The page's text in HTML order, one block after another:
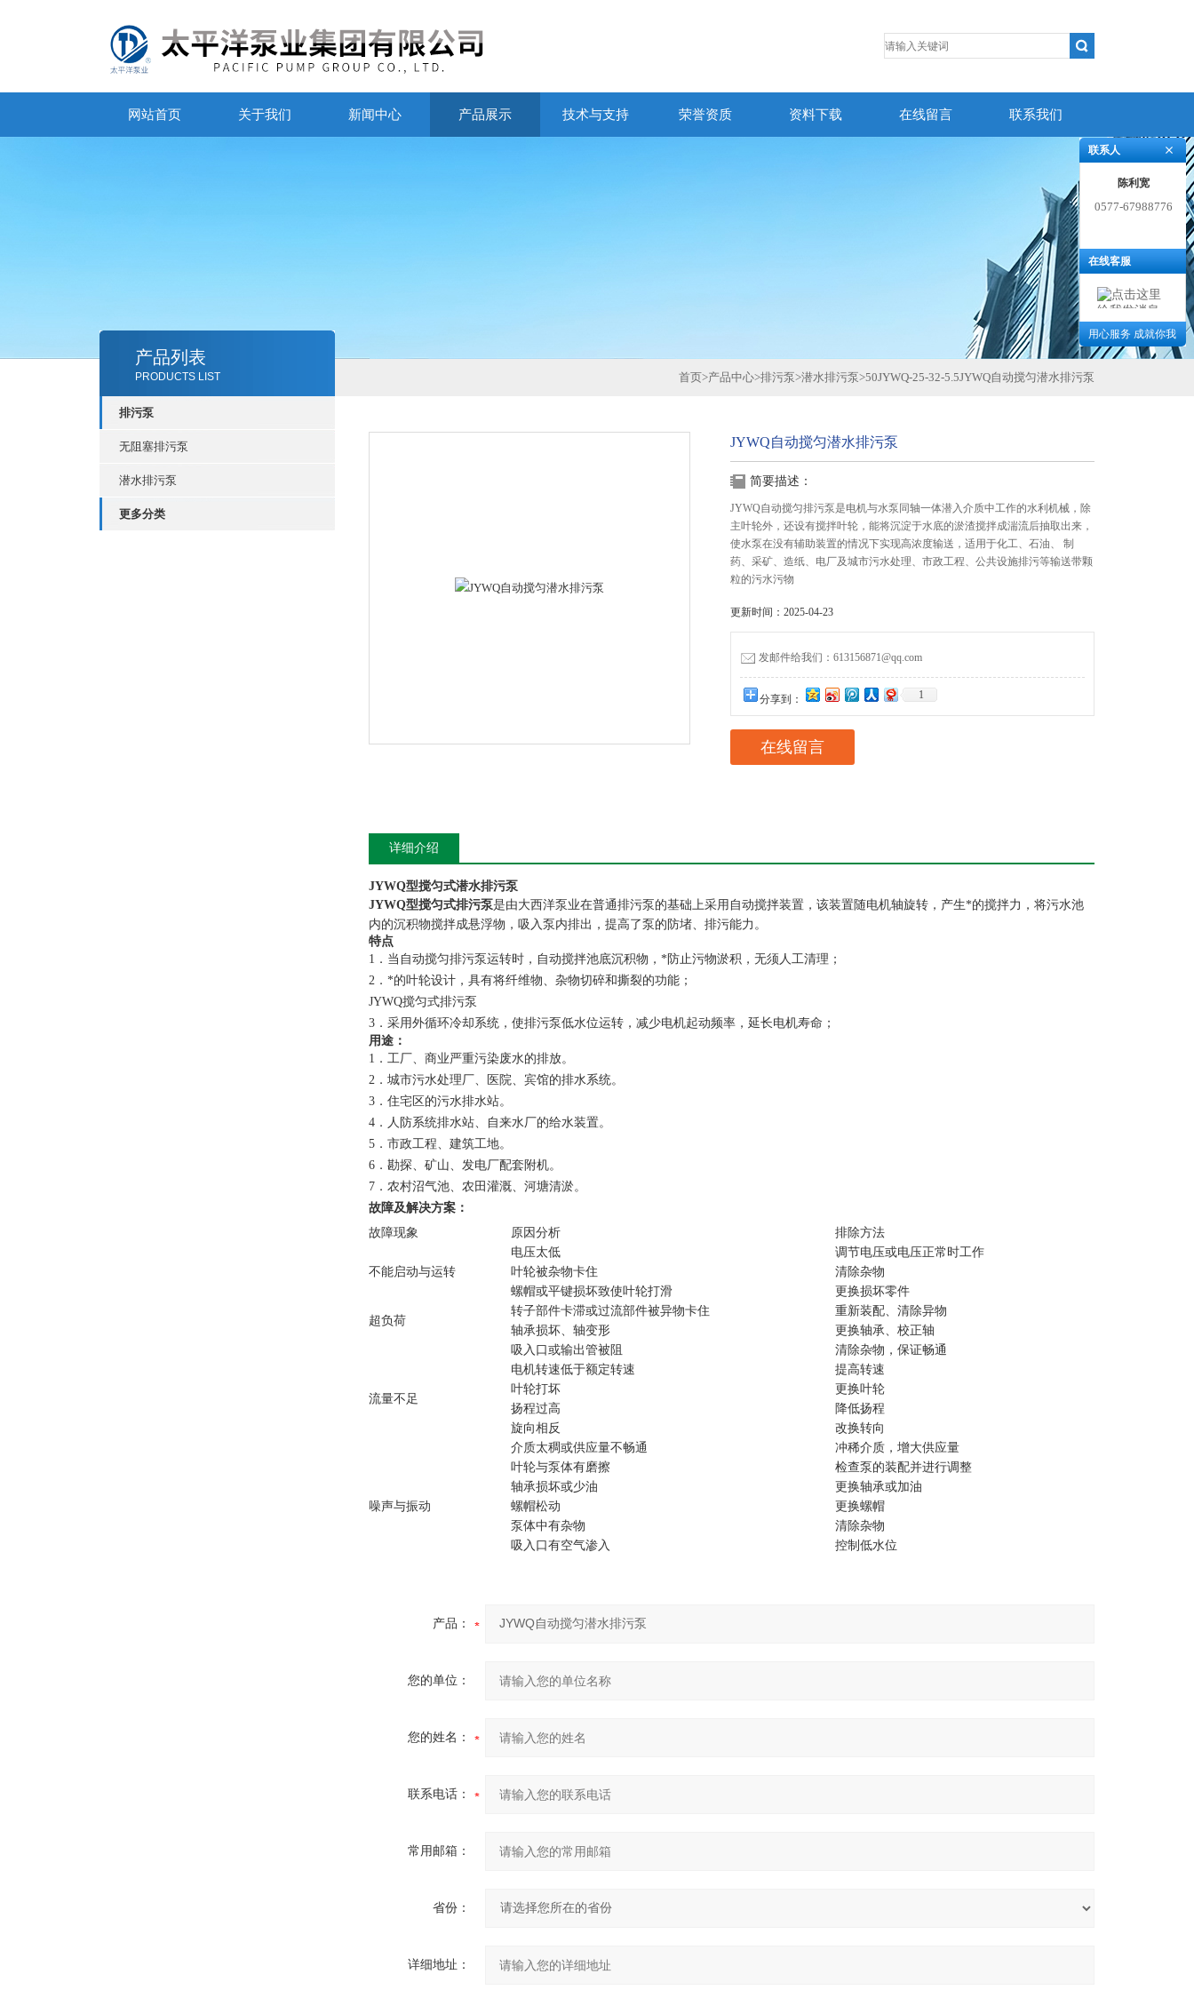
网站首页 关于我们 新闻中心 产品展示 技术与支持 荣誉资质 资料下载 在线留言 联系我们
产品列表
PRODUCTS LIST
排污泵
无阻塞排污泵
潜水排污泵
更多分类
首页>产品中心>排污泵>潜水排污泵>50JYWQ-25-32-5.5JYWQ自动搅匀潜水排污泵
JYWQ自动搅匀潜水排污泵
简要描述：
JYWQ自动搅匀排污泵是电机与水泵同轴一体潜入介质中工作的水利机械，除
主叶轮外，还设有搅拌叶轮，能将沉淀于水底的淤渣搅拌成湍流后抽取出来，
使水泵在没有辅助装置的情况下实现高浓度输送，适用于化工、石油、 制
药、采矿、造纸、电厂及城市污水处理、市政工程、公共设施排污等输送带颗
粒的污水污物
更新时间：2025-04-23
发邮件给我们：613156871@qq.com
分享到： 1
在线留言
详细介绍
JYWQ型搅匀式潜水排污泵
JYWQ型搅匀式排污泵是由大西洋泵业在普通排污泵的基础上采用自动搅拌装置，该装置随电机轴旋转，产生*的搅拌力，将污水池
内的沉积物搅拌成悬浮物，吸入泵内排出，提高了泵的防堵、排污能力。
特点
1．当自动搅匀排污泵运转时，自动搅拌池底沉积物，*防止污物淤积，无须人工清理；
2．*的叶轮设计，具有将纤维物、杂物切碎和撕裂的功能；
JYWQ搅匀式排污泵
3．采用外循环冷却系统，使排污泵低水位运转，减少电机起动频率，延长电机寿命；
用途：
1．工厂、商业严重污染废水的排放。
2．城市污水处理厂、医院、宾馆的排水系统。
3．住宅区的污水排水站。
4．人防系统排水站、自来水厂的给水装置。
5．市政工程、建筑工地。
6．勘探、矿山、发电厂配套附机。
7．农村沼气池、农田灌溉、河塘清淤。
故障及解决方案：
故障现象
原因分析 排除方法
不能启动与运转
电压太低
调节电压或电压正常时工作
叶轮被杂物卡住
清除杂物
螺帽或平键损坏致使叶轮打滑
更换损坏零件
超负荷
转子部件卡滞或过流部件被异物卡住
重新装配、清除异物
轴承损坏、轴变形
更换轴承、校正轴
流量不足
吸入口或输出管被阻
清除杂物，保证畅通
电机转速低于额定转速
提高转速
叶轮打坏
更换叶轮
扬程过高
降低扬程
旋向相反
改换转向
介质太稠或供应量不畅通
冲稀介质，增大供应量
噪声与振动
叶轮与泵体有磨擦
检查泵的装配并进行调整
轴承损坏或少油
更换轴承或加油
螺帽松动
更换螺帽
泵体中有杂物
清除杂物
吸入口有空气渗入
控制低水位
产品：
您的单位：
您的姓名：
联系电话：
常用邮箱：
省份：
详细地址：
联系人
陈利宽
0577-67988776
在线客服
用心服务 成就你我